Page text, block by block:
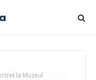
la Muzeul